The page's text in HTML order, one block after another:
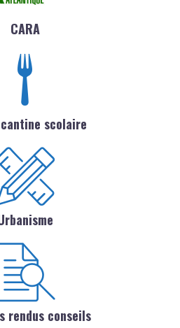
CARA
scolaire
rendus conseils